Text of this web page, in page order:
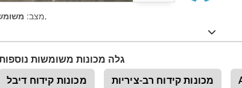
מצב:,
גלה מכונות משומשות
מכונות קידוח דיבל
מכונות קידוח רב-ציריות